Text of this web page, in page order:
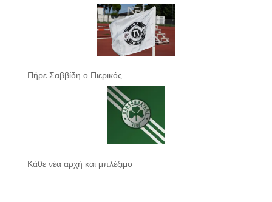
Πήρε Σαββίδη ο Πιερικός
Κάθε νέα αρχή και μπλέξιμο